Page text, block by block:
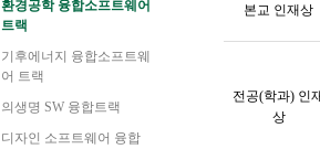
환경공학 융합소프트웨어
트랙
기후에너지 융합소프트웨
어 트랙
의생명 SW 융합트랙
디자인 소프트웨어 융합
본교 인재상
전공(학과) 인
상